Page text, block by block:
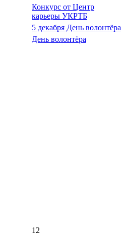
Конкурс от Центр
карьеры УКРТБ
5 декабря День волонтёра
День волонтёра
12